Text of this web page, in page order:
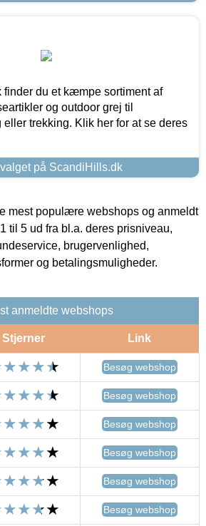
finder du et kæmpe sortiment af
og outdoor grej til
trekking. Klik her for at se deres
på ScandiHills.dk
mest populære webshops og anmeldt
til 5 ud fra bl.a. deres prisniveau,
brugervenlighed,
og betalingsmuligheder.
anmeldte webshops
Stjerner Link
Besøg webshop
Besøg webshop
Besøg webshop
Besøg webshop
Besøg webshop
Besøg webshop